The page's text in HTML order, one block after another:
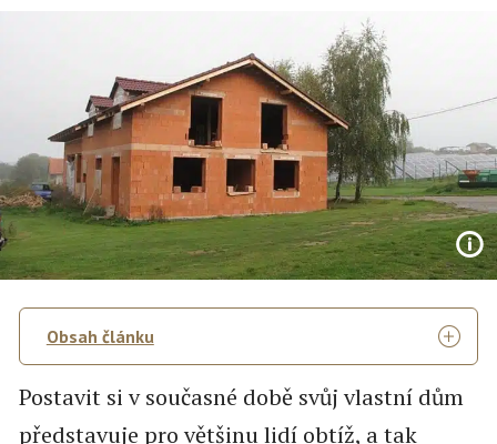
Obsah článku
Postavit si v současné době svůj vlastní dům
představuje pro většinu lidí obtíž, a tak